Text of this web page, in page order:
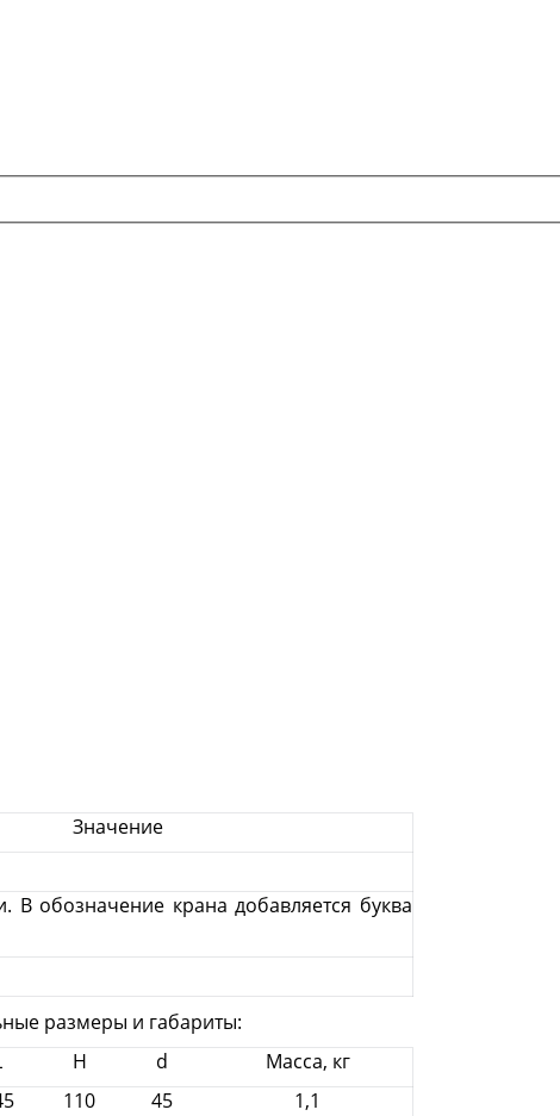
Значение
обозначение крана добавляется буква
размеры и габариты:
H d
Масса, кг
110 45 1,1